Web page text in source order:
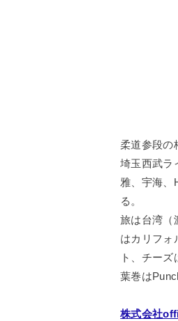
柔道参段の
埼玉西武ラ
雅、宇海、
る。
旅は台湾（
はカリフォ
ト、チー
葉巻は
株式会社